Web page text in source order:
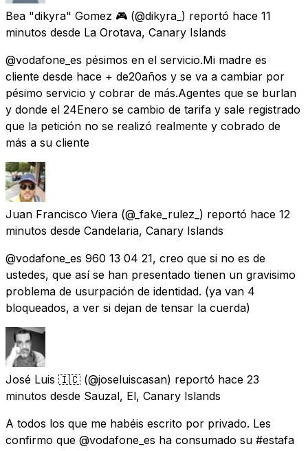
Bea "dikyra" Gomez 🎮 (@dikyra_) reportó hace 11
minutos desde La Orotava, Canary Islands
@vodafone_es pésimos en el servicio.Mi madre es
cliente desde hace + de20años y se va a cambiar por
pésimo servicio y cobrar de más.Agentes que se burlan
y donde el 24Enero se cambio de tarifa y sale registrado
que la petición no se realizó realmente y cobrado de
más a su cliente
Juan Francisco Viera (@_fake_rulez_) reportó hace 12
minutos desde Candelaria, Canary Islands
@vodafone_es 960 13 04 21, creo que si no es de
ustedes, que así se han presentado tienen un gravisimo
problema de usurpación de identidad. (ya van 4
bloqueados, a ver si dejan de tensar la cuerda)
José Luis 🇮🇨 (@joseluiscasan) reportó hace 23
minutos desde Sauzal, El, Canary Islands
A todos los que me habéis escrito por privado. Les
confirmo que @vodafone_es ha consumado su #estafa